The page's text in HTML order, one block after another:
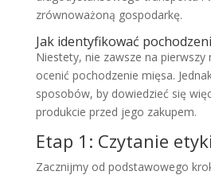
zrównoważoną gospodarkę.
Jak identyfikować
Niestety, nie zawsze na pierwszy
ocenić pochodzenie mięsa.
sposobów, by dowiedzieć się
produkcie przed jego zakupem.
Etap 1: Czytanie
Zacznijmy od podstawowego